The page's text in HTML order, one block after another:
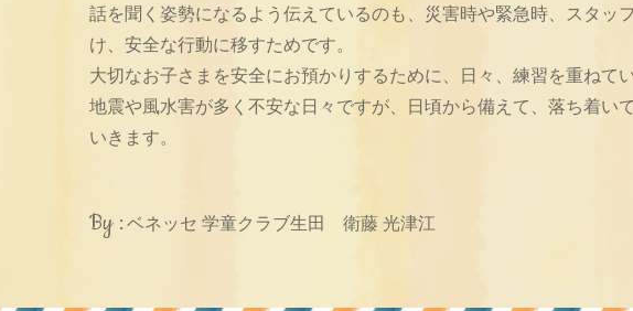
話を聞く姿勢になるよう伝えているのも、災害時や緊急時、スタッ
け、安全な行動に移すためです。
大切なお子さまを安全にお預かりするために、日々、練習を重ねてい
地震や風水害が多く不安な日々ですが、日頃から備えて、落ち着い
いきます。
By : ベネッセ 学童クラブ生田 衛藤 光津江